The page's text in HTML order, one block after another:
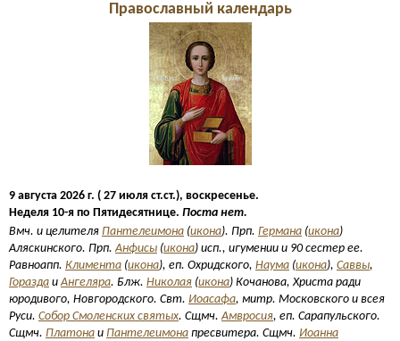
Православный календарь
9 августа 2026 г. ( 27 июля ст.ст.), воскресенье.
Неделя 10-я по Пятидесятнице. Поста нет.
Вмч. и целителя Пантелеимона (икона). Прп. Германа (икона)
Аляскинского. Прп.Анфисы (икона) исп., игумении и 90 сестер ее.
Равноапп. Климента (икона), еп. Охридского, Наума (икона), Саввы,
Горазда иАнгеляра. Блж. Николая (икона) Кочанова, Христа ради
юродивого, Новгородского. Свт. Иоасафа, митр. Московского и всея
Руси. Собор Смоленских святых. Сщмч.Амвросия, еп. Сарапульского.
Сщмч. Платона и Пантелеимона пресвитера. Сщмч. Иоанна